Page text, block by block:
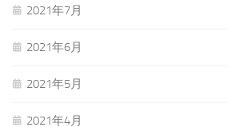
2021年7月
2021年6月
2021年5月
2021年4月